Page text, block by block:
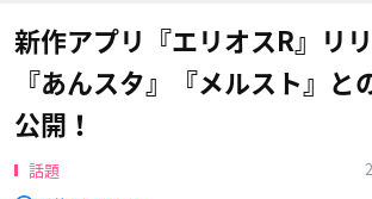
新作アプリ『エリオスR』リ
『あんスタ』『メルスト』と
公開！
話題